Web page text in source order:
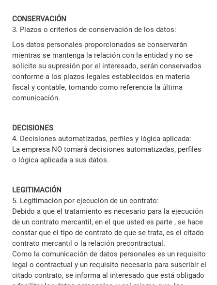
CONSERVACIÓN
3. Plazos o criterios de conservación de los datos:
Los datos personales proporcionados se conservarán
mientras se mantenga la relación con la entidad y no se
solicite su supresión por el interesado, serán conservados
conforme a los plazos legales establecidos en materia
fiscal y contable, tomando como referencia la última
comunicación.
DECISIONES
4. Decisiones automatizadas, perfiles y lógica aplicada:
La empresa NO tomará decisiones automatizadas, perfiles
o lógica aplicada a sus datos.
LEGITIMACIÓN
5. Legitimación por ejecución de un contrato:
Debido a que el tratamiento es necesario para la ejecución
de un contrato mercantil, en el que usted es parte , se hace
constar que el tipo de contrato de que se trata, es el citado
contrato mercantil o la relación precontractual.
Como la comunicación de datos personales es un requisito
legal o contractual y un requisito necesario para suscribir el
citado contrato, se informa al interesado que está obligado